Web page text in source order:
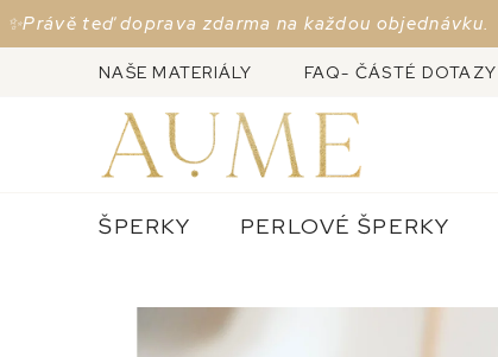
Přejít
na
teď doprava zdarma na každou objednávku. ✨
NAŠE MATERIÁLY FAQ- ČÁSTÉ DOTAZY
ŠPERKY PERLOVÉ ŠPERKY